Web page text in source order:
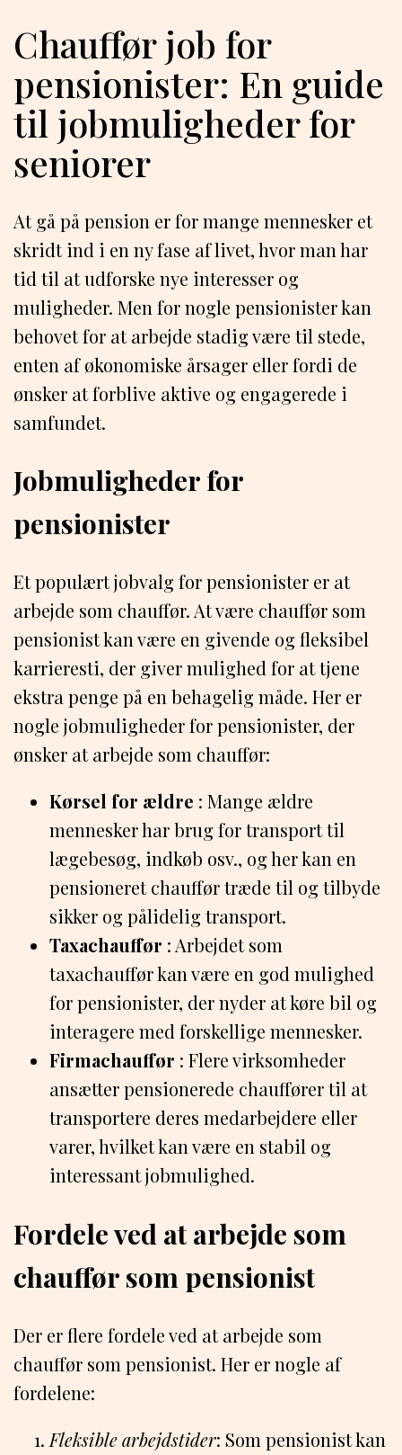
Chauffør job for
pensionister: En guide
til jobmuligheder for
seniorer
At gå på pension er for mange mennesker et
skridt ind i en ny fase af livet, hvor man har
tid til at udforske nye interesser og
muligheder. Men for nogle pensionister kan
behovet for at arbejde stadig være til stede,
enten af økonomiske årsager eller fordi de
ønsker at forblive aktive og engagerede i
samfundet.
Jobmuligheder for
pensionister
Et populært jobvalg for pensionister er at
arbejde som chauffør. At være chauffør som
pensionist kan være en givende og fleksibel
karrieresti, der giver mulighed for at tjene
ekstra penge på en behagelig måde. Her er
nogle jobmuligheder for pensionister, der
ønsker at arbejde som chauffør:
Kørsel for ældre : Mange ældre
mennesker har brug for transport til
lægebesøg, indkøb osv., og her kan en
pensioneret chauffør træde til og tilbyde
sikker og pålidelig transport.
Taxachauffør : Arbejdet som
taxachauffør kan være en god mulighed
for pensionister, der nyder at køre bil og
interagere med forskellige mennesker.
Firmachauffør : Flere virksomheder
ansætter pensionerede chauffører til at
transportere deres medarbejdere eller
varer, hvilket kan være en stabil og
interessant jobmulighed.
Fordele ved at arbejde som
chauffør som pensionist
Der er flere fordele ved at arbejde som
chauffør som pensionist. Her er nogle af
fordelene:
Fleksible arbejdstider: Som pensionist kan